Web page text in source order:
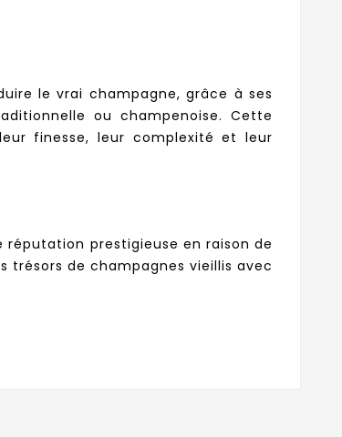
le vrai champagne, grâce à ses
ou champenoise. Cette
finesse, leur complexité et leur
réputation prestigieuse en raison de
trésors de champagnes vieillis avec